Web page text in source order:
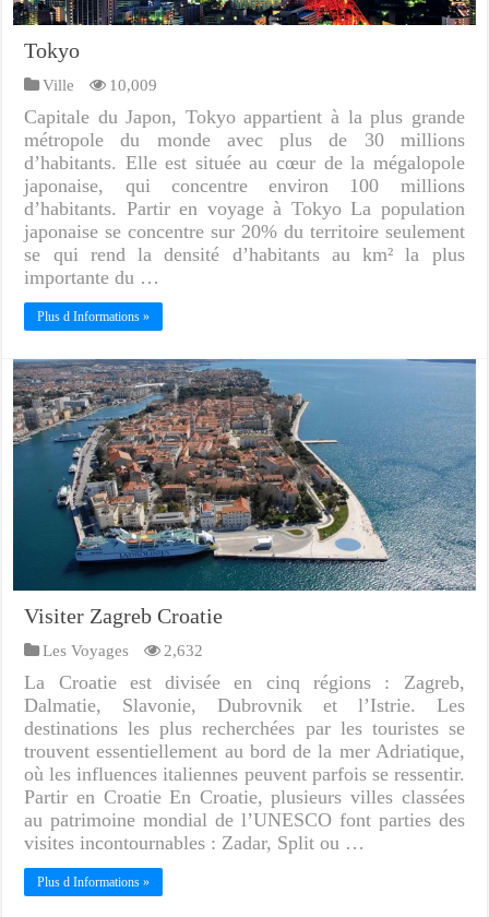
Tokyo
Ville 10,009
Capitale du Japon, Tokyo appartient à la plus grande
métropole du monde avec plus de 30 millions
d’habitants. Elle est située au cœur de la mégalopole
japonaise, qui concentre environ 100 millions
d’habitants. Partir en voyage à Tokyo La population
japonaise se concentre sur 20% du territoire seulement
se qui rend la densité d’habitants au km² la plus
importante du …
Plus d Informations »
Visiter Zagreb Croatie
Les Voyages 2,632
La Croatie est divisée en cinq régions : Zagreb,
Dalmatie, Slavonie, Dubrovnik et l’Istrie. Les
destinations les plus recherchées par les touristes se
trouvent essentiellement au bord de la mer Adriatique,
où les influences italiennes peuvent parfois se ressentir.
Partir en Croatie En Croatie, plusieurs villes classées
au patrimoine mondial de l’UNESCO font parties des
visites incontournables : Zadar, Split ou …
Plus d Informations »